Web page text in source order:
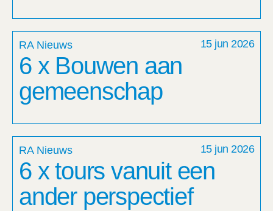
RA Nieuws 15 jun 2026
6 x Bouwen aan
gemeenschap
RA Nieuws 15 jun 2026
6 x tours vanuit een
ander perspectief